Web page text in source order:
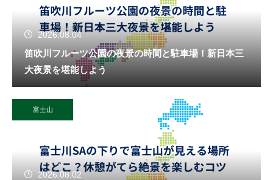
2026.08.04
笛吹川フルーツ公園の夜景の時間と駐車場！新日本三
大夜景を堪能しよう
富士山
2026.08.02